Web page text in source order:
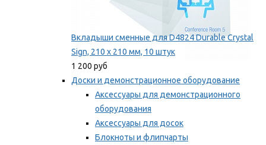
Вкладыши сменные для D4824 Durable Crystal
Sign, 210 x 210 мм, 10 штук
1 200 руб
Доски и демонстрационное оборудование
Аксессуары для демонстрационного
оборудования
Аксессуары для досок
Блокноты и флипчарты